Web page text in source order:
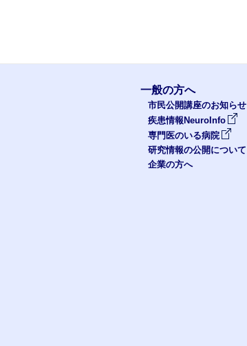
一般の方へ
市民公開講座のお知らせ
疾患情報NeuroInfo
専門医のいる病院
研究情報の公開について
企業の方へ